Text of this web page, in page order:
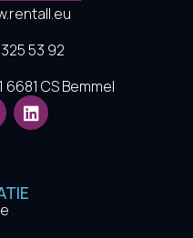
53 92
CS Bemmel